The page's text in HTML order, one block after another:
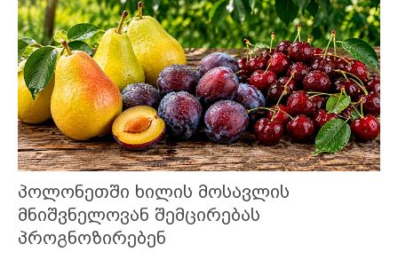
პოლონეთში ხილის მოსავლის
მნიშვნელოვან შემცირებას
პროგნოზირებენ